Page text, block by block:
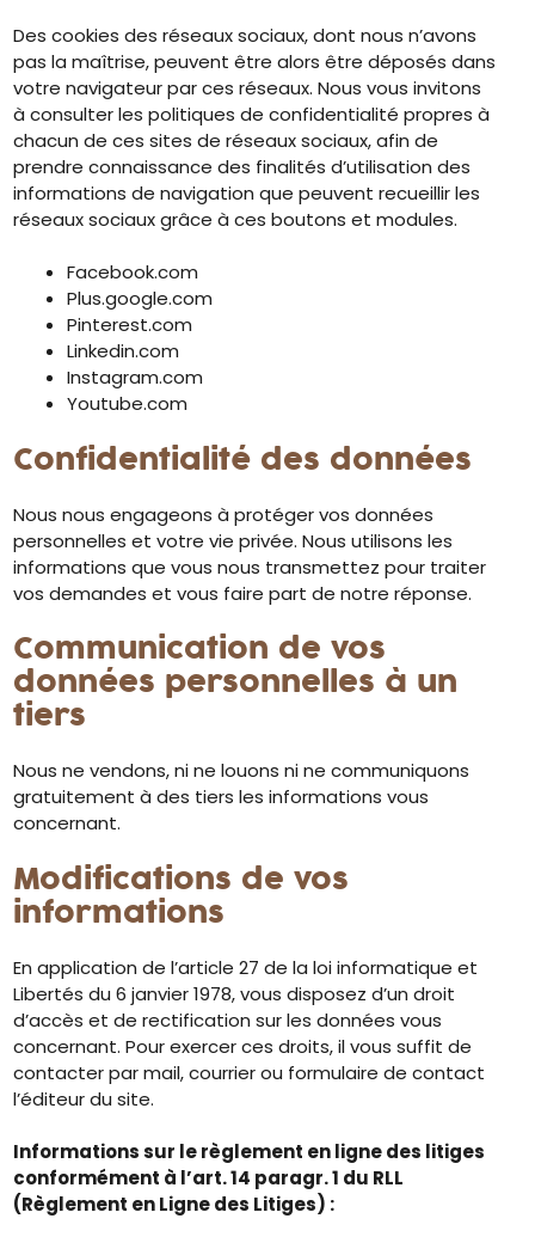
Des cookies des réseaux sociaux, dont nous n’avons
pas la maîtrise, peuvent être alors être déposés dans
votre navigateur par ces réseaux. Nous vous invitons
à consulter les politiques de confidentialité propres à
chacun de ces sites de réseaux sociaux, afin de
prendre connaissance des finalités d’utilisation des
informations de navigation que peuvent recueillir les
réseaux sociaux grâce à ces boutons et modules.
Facebook.com
Plus.google.com
Pinterest.com
Linkedin.com
Instagram.com
Youtube.com
Confidentialité des données
Nous nous engageons à protéger vos données
personnelles et votre vie privée. Nous utilisons les
informations que vous nous transmettez pour traiter
vos demandes et vous faire part de notre réponse.
Communication de vos
données personnelles à un
tiers
Nous ne vendons, ni ne louons ni ne communiquons
gratuitement à des tiers les informations vous
concernant.
Modifications de vos
informations
En application de l’article 27 de la loi informatique et
Libertés du 6 janvier 1978, vous disposez d’un droit
d’accès et de rectification sur les données vous
concernant. Pour exercer ces droits, il vous suffit de
contacter par mail, courrier ou formulaire de contact
l’éditeur du site.
Informations sur le règlement en ligne des litiges
conformément à l’art. 14 paragr. 1 du RLL
(Règlement en Ligne des Litiges) :